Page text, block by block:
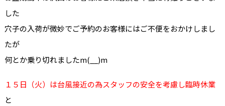
した
穴子の入荷が微妙でご予約のお客様にはご不便をおかけしまし
たが
何とか乗り切れましたm(__)m
１５日（火）は台風接近の為スタッフの安全を考慮し臨時休業
と